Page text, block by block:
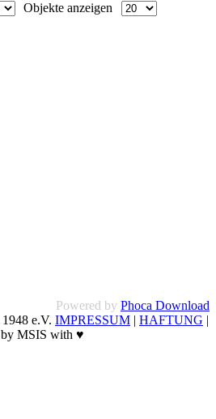
Objekte anzeigen
Powered by Phoca Download
e.V. IMPRESSUM | HAFTUNG |
MSIS with ♥